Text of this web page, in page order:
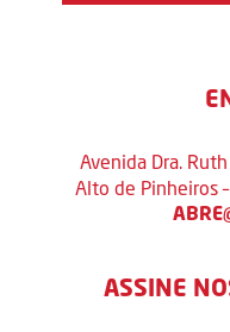
Avenida Dra.
Alto de Pinheiros
ASSINE